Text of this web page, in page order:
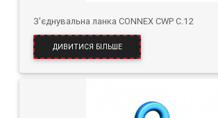
З'єднувальна ланка CONNEX CWP C.12
ДИВИТИСЯ БІЛЬШЕ